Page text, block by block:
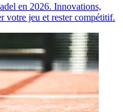
en 2026. Innovations,
votre jeu et rester compétitif.